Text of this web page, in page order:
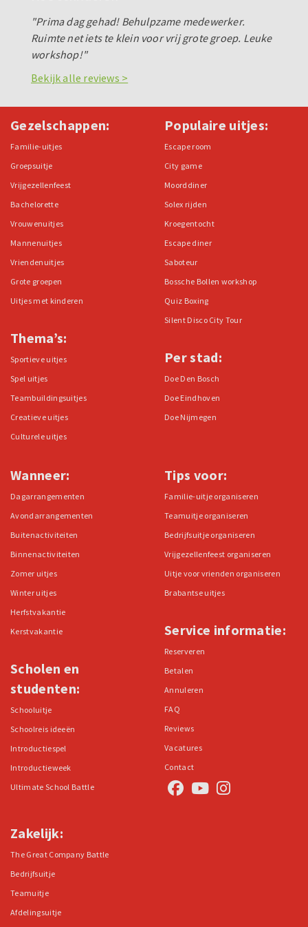
"Prima dag gehad! Behulpzame medewerker.
Ruimte net iets te klein voor vrij grote groep. Leuke
workshop!"
Bekijk alle reviews >
Gezelschappen:
Familie-uitjes
Groepsuitje
Vrijgezellenfeest
Bachelorette
Vrouwenuitjes
Mannenuitjes
Vriendenuitjes
Grote groepen
Uitjes met kinderen
Thema’s:
Sportieve uitjes
Spel uitjes
Teambuildingsuitjes
Creatieve uitjes
Culturele uitjes
Populaire uitjes:
Escape room
City game
Moorddiner
Solex rijden
Kroegentocht
Escape diner
Saboteur
Bossche Bollen workshop
Quiz Boxing
Silent Disco City Tour
Per stad:
Doe Den Bosch
Doe Eindhoven
Doe Nijmegen
Wanneer:
Dagarrangementen
Avondarrangementen
Buitenactiviteiten
Binnenactiviteiten
Zomer uitjes
Winter uitjes
Herfstvakantie
Kerstvakantie
Scholen en
studenten:
Schooluitje
Schoolreis ideeën
Introductiespel
Introductieweek
Ultimate School Battle
Tips voor:
Familie-uitje organiseren
Teamuitje organiseren
Bedrijfsuitje organiseren
Vrijgezellenfeest organiseren
Uitje voor vrienden organiseren
Brabantse uitjes
Service informatie:
Reserveren
Betalen
Annuleren
FAQ
Reviews
Vacatures
Contact
Zakelijk:
The Great Company Battle
Bedrijfsuitje
Teamuitje
Afdelingsuitje